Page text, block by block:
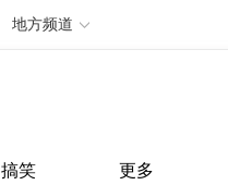
地方频道
搞笑 更多